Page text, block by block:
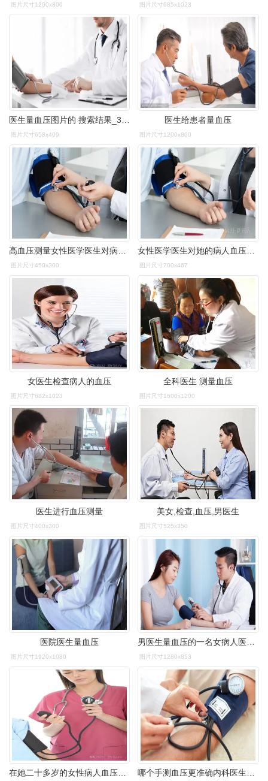
图片尺寸1200x800 图片尺寸685x1023
医生量血压图片的 搜索结果_360图片
图片尺寸658x409
医生给患者量血压
图片尺寸1200x800
图片尺寸450x300 图片尺寸700x467
女医生检查病人的血压
图片尺寸682x1023
全科医生 测量血压
图片尺寸1600x1200
医生进行血压测量
图片尺寸400x300
美女,检查,血压,男医生
图片尺寸525x350
医院医生量血压
图片尺寸1920x1080 图片尺寸1280x853